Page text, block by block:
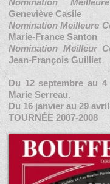
Nomination
Geneviève Casile
Nomination Meilleure
Marie-France Santon
Nomination Meilleur
Jean-François Guilliet
Du 12 septembre au
Marie Serreau.
Du 16 janvier au 29
TOURNÉE 2007-2008